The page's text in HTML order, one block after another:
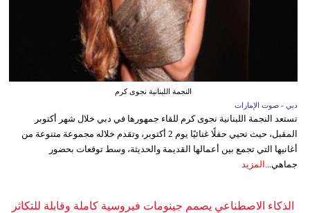
النجمة اللبنانية نجوى كرم
دبي - صوت الإمارات
تستعد النجمة اللبنانية نجوى كرم للقاء جمهورها في دبي خلال شهر أكتوبر
المقبل، حيث تحيي حفلًا غنائيًا يوم 2 أكتوبر، وتقدم خلاله مجموعة متنوعة من
أغانيها التي تجمع بين أعمالها القديمة والحديثة، وسط توقعات بحضور
جماهي... المزيد
الذكاء الاصطناعي يصمم جينومات فيروسية كاملة وقابلة للتكاثر